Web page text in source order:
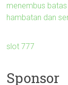
menembus
hambatan dan
slot 777
Sponsor